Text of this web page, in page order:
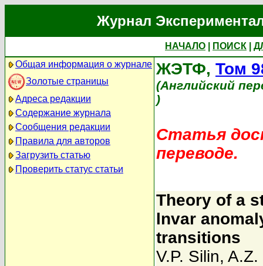
Журнал
НАЧАЛО ПОИСК
Общая информация о журнале
Золотые страницы
Адреса редакции
Содержание журнала
Сообщения редакции
Правила для авторов
Загрузить статью
Проверить статус статьи
ЖЭТФ, Том
(Английский
)
Статья
переводе.
Theory of a
lnvar
transitions
V.P. Silin, A.Z.